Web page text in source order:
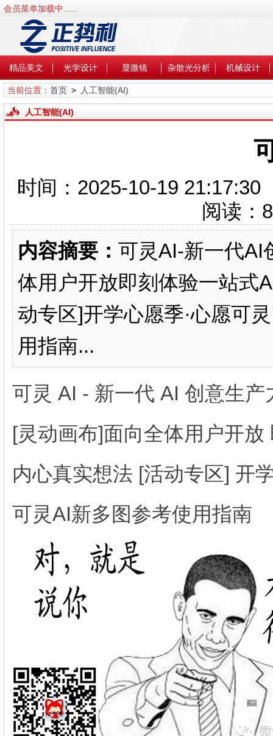
会员菜单加载中......
精品美文 光学设计 显微镜 杂散光分析 机械设计
当前位置： 首页> 人工智能(AI)
人工智能(AI)
时间：2025-10-19
阅读：
内容摘要： 可灵AI-新一代AI
体用户开放即刻体验一站式
动专区]开学心愿季·心愿可
用指南...
可灵 AI - 新一代 AI 创意生产
[灵动画布]面向全体用户开
内心真实想法 [活动专区] 开
可灵AI新多图参考使用指南